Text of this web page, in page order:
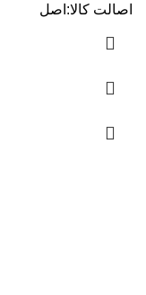
اصالت کالا: اصل